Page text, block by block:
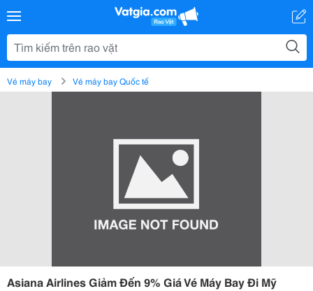
Vé máy bay Vé máy bay Quốc tế
Asiana Airlines Giảm Đến 9% Giá Vé Máy Bay Đi Mỹ